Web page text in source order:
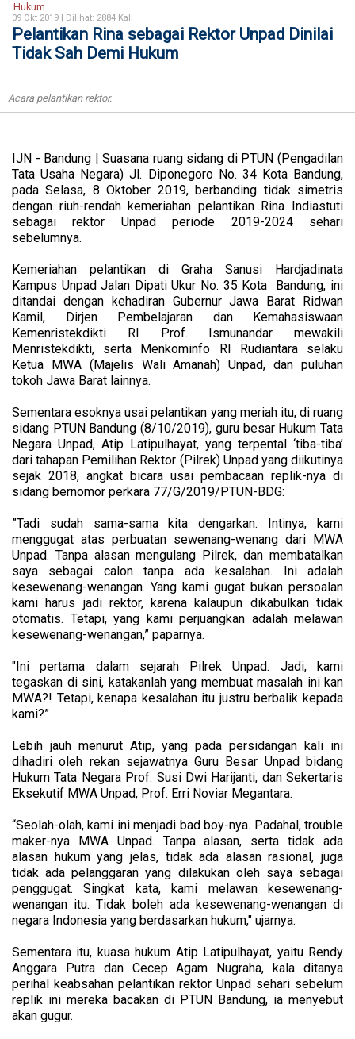
Hukum
09 Okt 2019 | Dilihat: 2884 Kali
Pelantikan Rina sebagai Rektor Unpad Dinilai
Tidak Sah Demi Hukum
Acara pelantikan rektor.
IJN - Bandung | Suasana ruang sidang di PTUN (Pengadilan
Tata Usaha Negara) Jl. Diponegoro No. 34 Kota Bandung,
pada Selasa, 8 Oktober 2019, berbanding tidak simetris
dengan riuh-rendah kemeriahan pelantikan Rina Indiastuti
sebagai rektor Unpad periode 2019-2024 sehari
sebelumnya.
Kemeriahan pelantikan di Graha Sanusi Hardjadinata
Kampus Unpad Jalan Dipati Ukur No. 35 Kota Bandung, ini
ditandai dengan kehadiran Gubernur Jawa Barat Ridwan
Kamil, Dirjen Pembelajaran dan Kemahasiswaan
Kemenristekdikti RI Prof. Ismunandar mewakili
Menristekdikti, serta Menkominfo RI Rudiantara selaku
Ketua MWA (Majelis Wali Amanah) Unpad, dan puluhan
tokoh Jawa Barat lainnya.
Sementara esoknya usai pelantikan yang meriah itu, di ruang
sidang PTUN Bandung (8/10/2019), guru besar Hukum Tata
Negara Unpad, Atip Latipulhayat, yang terpental ‘tiba-tiba’
dari tahapan Pemilihan Rektor (Pilrek) Unpad yang diikutinya
sejak 2018, angkat bicara usai pembacaan replik-nya di
sidang bernomor perkara 77/G/2019/PTUN-BDG:
”Tadi sudah sama-sama kita dengarkan. Intinya, kami
menggugat atas perbuatan sewenang-wenang dari MWA
Unpad. Tanpa alasan mengulang Pilrek, dan membatalkan
saya sebagai calon tanpa ada kesalahan. Ini adalah
kesewenang-wenangan. Yang kami gugat bukan persoalan
kami harus jadi rektor, karena kalaupun dikabulkan tidak
otomatis. Tetapi, yang kami perjuangkan adalah melawan
kesewenang-wenangan,” paparnya.
"Ini pertama dalam sejarah Pilrek Unpad. Jadi, kami
tegaskan di sini, katakanlah yang membuat masalah ini kan
MWA?! Tetapi, kenapa kesalahan itu justru berbalik kepada
kami?”
Lebih jauh menurut Atip, yang pada persidangan kali ini
dihadiri oleh rekan sejawatnya Guru Besar Unpad bidang
Hukum Tata Negara Prof. Susi Dwi Harijanti, dan Sekertaris
Eksekutif MWA Unpad, Prof. Erri Noviar Megantara.
“Seolah-olah, kami ini menjadi bad boy-nya. Padahal, trouble
maker-nya MWA Unpad. Tanpa alasan, serta tidak ada
alasan hukum yang jelas, tidak ada alasan rasional, juga
tidak ada pelanggaran yang dilakukan oleh saya sebagai
penggugat. Singkat kata, kami melawan kesewenang-
wenangan itu. Tidak boleh ada kesewenang-wenangan di
negara Indonesia yang berdasarkan hukum," ujarnya.
Sementara itu, kuasa hukum Atip Latipulhayat, yaitu Rendy
Anggara Putra dan Cecep Agam Nugraha, kala ditanya
perihal keabsahan pelantikan rektor Unpad sehari sebelum
replik ini mereka bacakan di PTUN Bandung, ia menyebut
akan gugur.